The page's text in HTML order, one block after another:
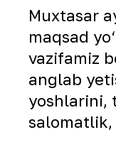
Muxtasar
maqsad
vazifamiz
anglab
yoshlarini,